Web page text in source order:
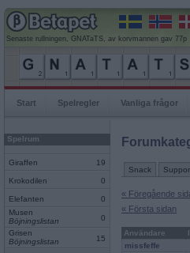
Senaste rullningen, GNATaTS, av korvmannen gav 77p
Start Spelregler Vanliga frågor
Spelrum
Giraffen 19
Krokodilen 0
Elefanten
0
Musen
Böjningslistan
0
Grisen
Böjningslistan
15
Snack
« Föregående
« Första sidan
Användare
missfeffe